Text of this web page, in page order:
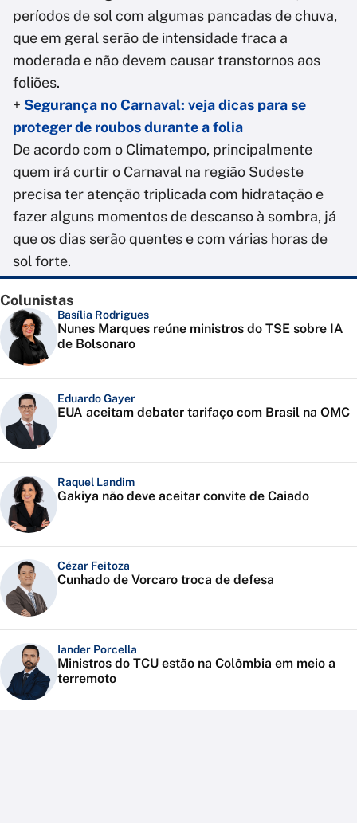
períodos de sol com algumas pancadas de chuva,
que em geral serão de intensidade fraca a
moderada e não devem causar transtornos aos
foliões.
+ Segurança no Carnaval: veja dicas para se
proteger de roubos durante a folia
De acordo com o Climatempo, principalmente
quem irá curtir o Carnaval na região Sudeste
precisa ter atenção triplicada com hidratação e
fazer alguns momentos de descanso à sombra, já
que os dias serão quentes e com várias horas de
sol forte.
Colunistas
Basília Rodrigues
Nunes Marques reúne ministros do TSE sobre IA
de Bolsonaro
Eduardo Gayer
EUA aceitam debater tarifaço com Brasil na OMC
Raquel Landim
Gakiya não deve aceitar convite de Caiado
Cézar Feitoza
Cunhado de Vorcaro troca de defesa
Iander Porcella
Ministros do TCU estão na Colômbia em meio a
terremoto